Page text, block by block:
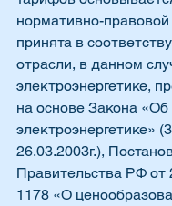
нормативно-правовой
принята в
отрасли, в данном
электроэнергетике,
на основе Закона «Об
электроэнергетике»
26.03.2003г.),
Правительства РФ
1178 «О